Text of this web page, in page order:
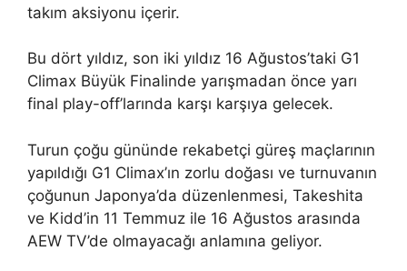
takım aksiyonu içerir.
Bu dört yıldız, son iki yıldız 16 Ağustos’taki G1
Climax Büyük Finalinde yarışmadan önce yarı
final play-off’larında karşı karşıya gelecek.
Turun çoğu gününde rekabetçi güreş maçlarının
yapıldığı G1 Climax’ın zorlu doğası ve turnuvanın
çoğunun Japonya’da düzenlenmesi, Takeshita
ve Kidd’in 11 Temmuz ile 16 Ağustos arasında
AEW TV’de olmayacağı anlamına geliyor.